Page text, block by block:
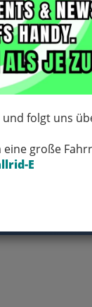
und folgt uns
große
E